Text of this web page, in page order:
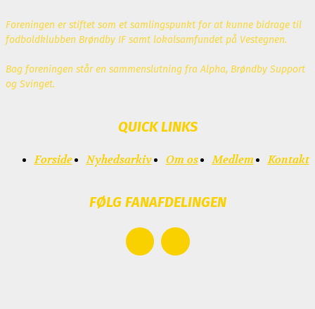
Foreningen er stiftet som et samlingspunkt for at kunne bidrage til
fodboldklubben Brøndby IF samt lokalsamfundet på Vestegnen.
Bag foreningen står en sammenslutning fra Alpha, Brøndby Support
og Svinget.
QUICK LINKS
Forside Nyhedsarkiv Om os Medlem Kontakt
FØLG FANAFDELINGEN